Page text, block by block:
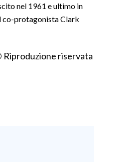
nel 1961 e ultimo in
co-protagonista Clark
Riproduzione riservata